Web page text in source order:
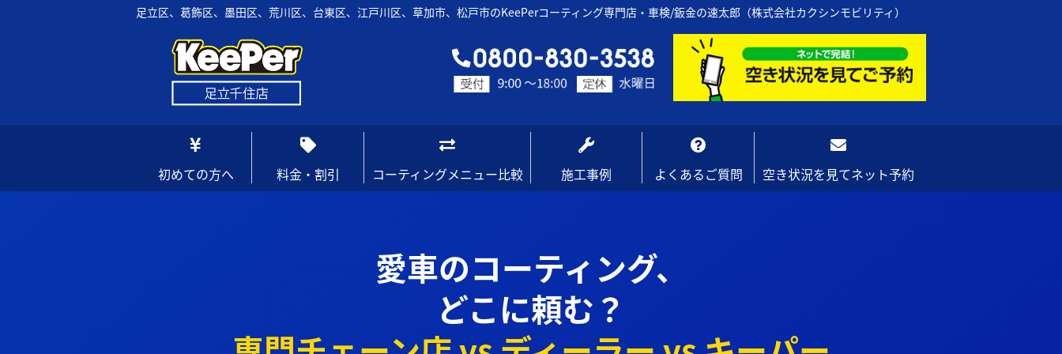
足立区、葛飾区、墨田区、荒川区、台東区、江戸川区、草加市、松戸市のKeePerコーティング専門店・車検/鈑金の速太郎（株式会社カクシンモビリティ）
初めての方へ 料金・割引 コーティングメニュー比較 施工事例 よくあるご質問 空き状況を見てネット予約
愛車のコーティング、
どこに頼む？